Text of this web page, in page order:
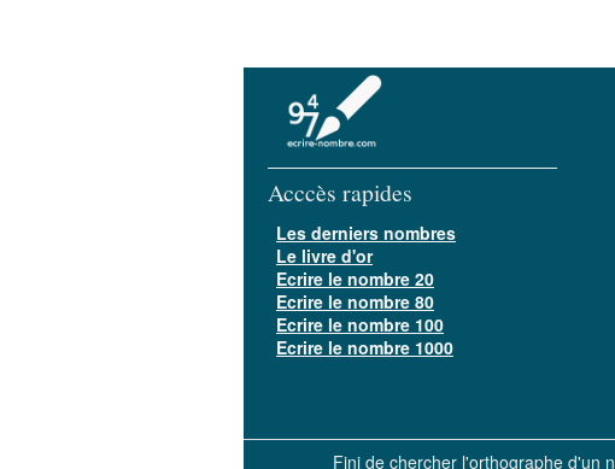
Acccès rapides
Les derniers nombres
Le livre d'or
Ecrire le nombre 20
Ecrire le nombre 80
Ecrire le nombre 100
Ecrire le nombre 1000
Fini de chercher l'orthographe d'un